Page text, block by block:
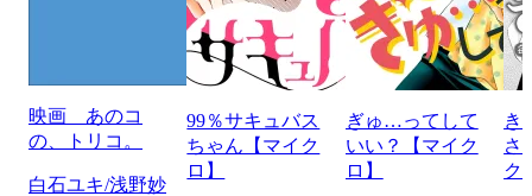
映画 あのコ
の、トリコ。
白石ユキ/浅野妙
99％サキュバス
ちゃん【マイク
ロ】
ぎゅ…ってして
いい？【マイク
ロ】
き
さ
ク